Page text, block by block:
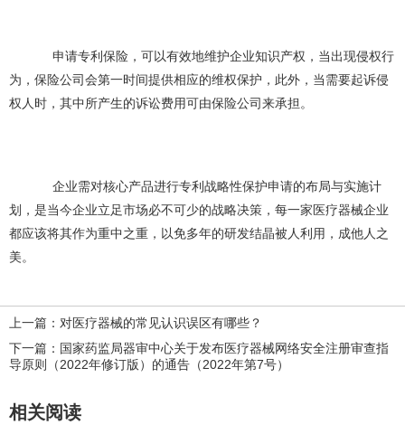
申请专利保险，可以有效地维护企业知识产权，当出现侵权行
为，保险公司会第一时间提供相应的维权保护，此外，当需要起诉侵
权人时，其中所产生的诉讼费用可由保险公司来承担。
企业需对核心产品进行专利战略性保护申请的布局与实施计
划，是当今企业立足市场必不可少的战略决策，每一家医疗器械企业
都应该将其作为重中之重，以免多年的研发结晶被人利用，成他人之
美。
上一篇：对医疗器械的常见认识误区有哪些？
下一篇：国家药监局器审中心关于发布医疗器械网络安全注册审查指
导原则（2022年修订版）的通告（2022年第7号）
相关阅读